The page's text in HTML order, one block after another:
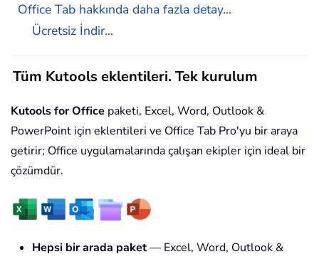
Office Tab hakkında daha fazla detay...
Ücretsiz İndir...
Tüm Kutools eklentileri. Tek kurulum
Kutools for Office paketi, Excel, Word, Outlook &
PowerPoint için eklentileri ve Office Tab Pro'yu bir araya
getirir; Office uygulamalarında çalışan ekipler için ideal bir
çözümdür.
Hepsi bir arada paket— Excel, Word, Outlook &